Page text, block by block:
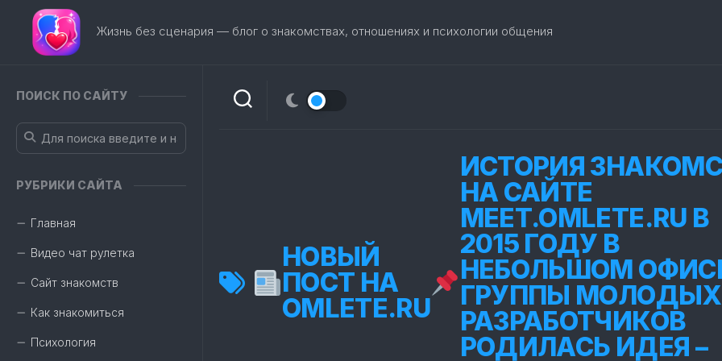
Перейти
содержанию
Жизнь без сценария — блог о знакомствах, отношениях и психологии общения
ПОИСК ПО САЙТУ
РУБРИКИ САЙТА
Главная
Видео чат рулетка
Сайт знакомств
Как знакомиться
Психология
НОВЫЙ
ПОСТ НА
OMLETE.RU
ИСТОРИЯ
НА САЙТЕ
MEET.OMLETE.RU В
2015 ГОДУ В
НЕБОЛЬШОМ
ГРУППЫ МОЛОДЫХ
РАЗРАБОТЧИКОВ
РОДИЛАСЬ ИДЕЯ –